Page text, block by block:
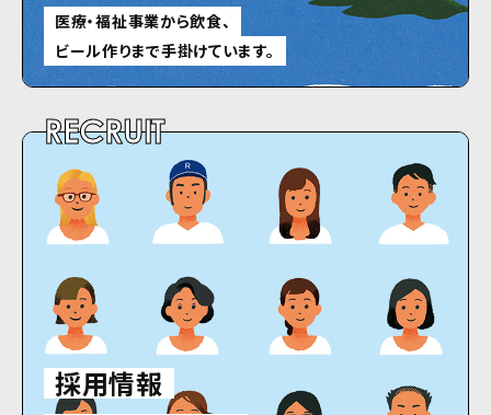
医療・福祉事業から飲食、
ビール作りまで手掛けています。
RECRUIT
採用情報